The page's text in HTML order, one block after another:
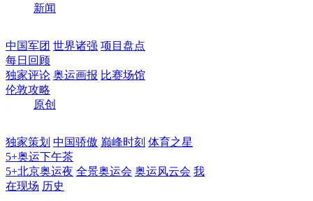
新闻
中国军团 世界诸强 项目盘点
每日回顾
独家评论 奥运画报 比赛场馆
伦敦攻略
原创
独家策划 中国骄傲 巅峰时刻 体育之星
5+奥运下午茶
5+北京奥运夜 全景奥运会 奥运风云会 我
在现场 历史